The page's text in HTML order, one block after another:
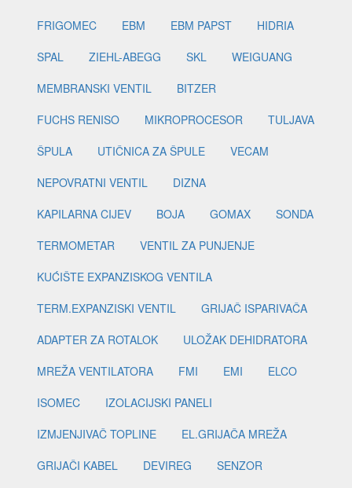
FRIGOMEC
EBM EBM PAPST
HIDRIA
SPAL
ZIEHL-ABEGG SKL
WEIGUANG
MEMBRANSKI VENTIL
BITZER
FUCHS RENISO
MIKROPROCESOR
TULJAVA
ŠPULA
UTIČNICA ZA ŠPULE
VECAM
NEPOVRATNI VENTIL
DIZNA
KAPILARNA CIJEV
BOJA GOMAX
SONDA
TERMOMETAR
VENTIL ZA PUNJENJE
KUĆIŠTE EXPANZISKOG VENTILA
TERM.EXPANZISKI VENTIL
GRIJAČ ISPARIVAČA
ADAPTER ZA ROTALOK
ULOŽAK DEHIDRATORA
MREŽA VENTILATORA
FMI EMI
ELCO
ISOMEC
IZOLACIJSKI PANELI
IZMJENJIVAČ TOPLINE
EL.GRIJAČA MREŽA
GRIJAČI KABEL
DEVIREG
SENZOR